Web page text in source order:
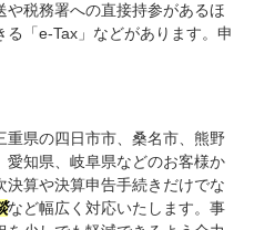
税務署への直接持参があるほ
「e-Tax」などがあります。申
重県の四日市市、桑名市、熊野
知県、岐阜県などのお客様か
決算や決算申告手続きだけでな
など幅広く対応いたします。事